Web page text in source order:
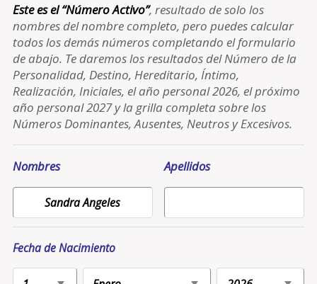
Este es el “Número Activo”, resultado de solo los
nombres del nombre completo, pero puedes calcular
todos los demás números completando el formulario
de abajo. Te daremos los resultados del Número de la
Personalidad, Destino, Hereditario, Íntimo,
Realización, Iniciales, el año personal 2026, el próximo
año personal 2027 y la grilla completa sobre los
Números Dominantes, Ausentes, Neutros y Excesivos.
Nombres Apellidos
Fecha de Nacimiento